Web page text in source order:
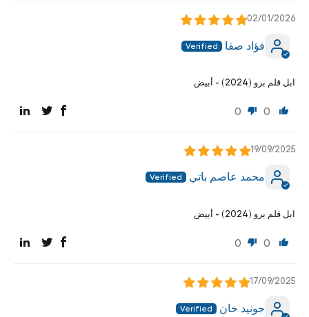
02/01/2026
فؤاد صفا
ابل قلم برو (2024) - أبيض
0
0
19/09/2025
محمد عاصم باتي
ابل قلم برو (2024) - أبيض
0
0
17/09/2025
جونيد خان